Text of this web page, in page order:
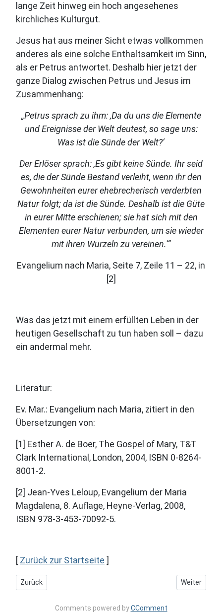
lange Zeit hinweg ein hoch angesehenes
kirchliches Kulturgut.
Jesus hat aus meiner Sicht etwas vollkommen
anderes als eine solche Enthaltsamkeit im Sinn,
als er Petrus antwortet. Deshalb hier jetzt der
ganze Dialog zwischen Petrus und Jesus im
Zusammenhang:
„Petrus sprach zu ihm: ‚Da du uns die Elemente
und Ereignisse der Welt deutest, so sage uns:
Was ist die Sünde der Welt?‘
Der Erlöser sprach: ‚Es gibt keine Sünde. Ihr seid
es, die der Sünde Bestand verleiht, wenn ihr den
Gewohnheiten eurer ehebrecherisch verderbten
Natur folgt; da ist die Sünde. Deshalb ist die Güte
in eurer Mitte erschienen; sie hat sich mit den
Elementen eurer Natur verbunden, um sie wieder
mit ihren Wurzeln zu vereinen.‘“
Evangelium nach Maria, Seite 7, Zeile 11 – 22, in
[2]
Was das jetzt mit einem erfüllten Leben in der
heutigen Gesellschaft zu tun haben soll – dazu
ein andermal mehr.
Literatur:
Ev. Mar.: Evangelium nach Maria, zitiert in den
Übersetzungen von:
[1] Esther A. de Boer, The Gospel of Mary, T&T
Clark International, London, 2004, ISBN 0-8264-
8001-2.
[2] Jean-Yves Leloup, Evangelium der Maria
Magdalena, 8. Auflage, Heyne-Verlag, 2008,
ISBN 978-3-453-70092-5.
[ Zurück zur Startseite ]
Vorheriger Beitrag: Segnen oder absegnen? Trauung für alle.
Zurück Nächster
Weiter
Comments powered byCComment